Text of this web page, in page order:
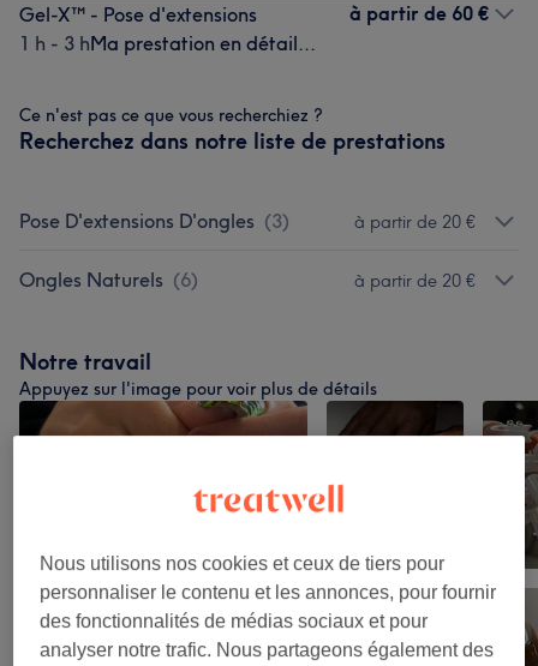
Gel-X™️ - Pose d'extensions
1 h - 3 hMa prestation en détail...
à partir de 60 €
Ce n'est pas ce que vous recherchiez ?
Recherchez dans notre liste de prestations
Pose D'extensions D'ongles (3) à partir de 20 €
Ongles Naturels (6) à partir de 20 €
Notre travail
Appuyez sur l'image pour voir plus de détails
Nous utilisons nos cookies et ceux de tiers pour
personnaliser le contenu et les annonces, pour fournir
des fonctionnalités de médias sociaux et pour
analyser notre trafic. Nous partageons également des